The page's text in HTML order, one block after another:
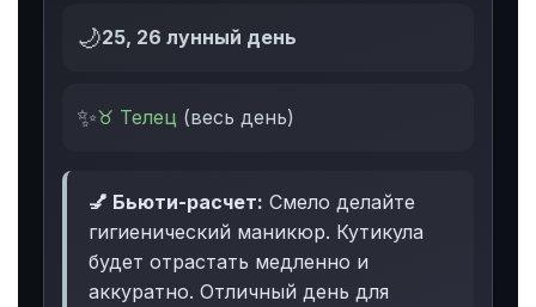
🌙25, 26 лунный день
✨♉ Телец (весь день)
💅 Бьюти-расчет: Смело делайте
гигиенический маникюр. Кутикула
будет отрастать медленно и
аккуратно. Отличный день для